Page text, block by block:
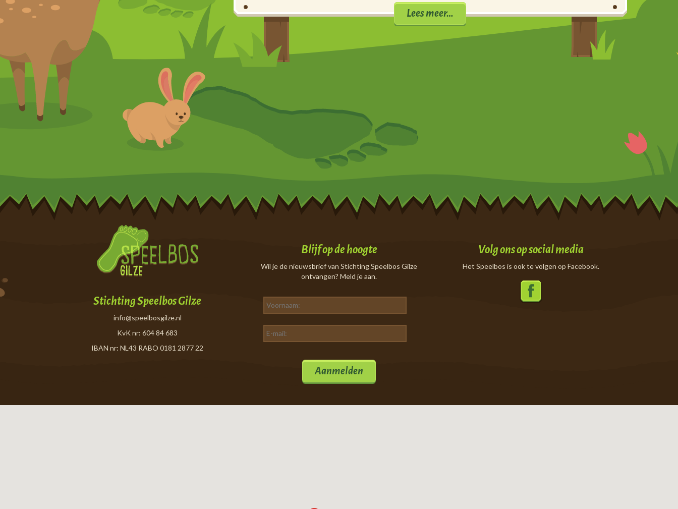
Lees meer…
Stichting Speelbos Gilze
info@speelbosgilze.nl
KvK nr: 604 84 683
IBAN nr: NL43 RABO 0181 2877 22
Blijf op de hoogte
Wil je de nieuwsbrief van Stichting Speelbos Gilze
ontvangen? Meld je aan.
Aanmelden
Volg ons op social media
Het Speelbos is ook te volgen op Facebook.